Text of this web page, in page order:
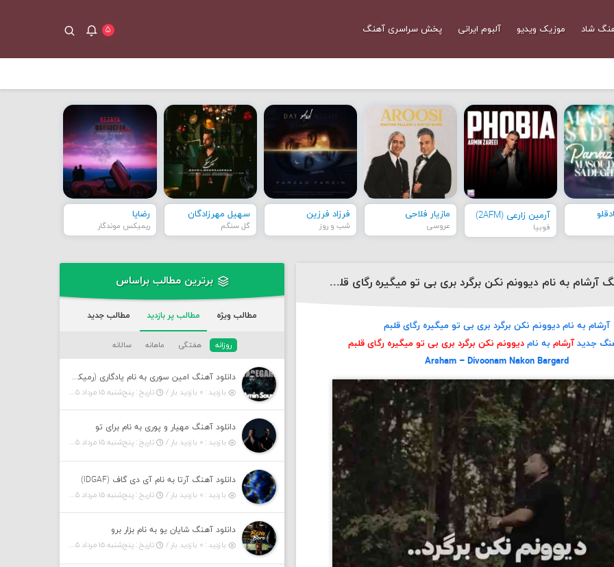
شاد موزیک ویدیو آلبوم ایرانی پخش سراسری آهنگ ۵
آرمین زارعی (2AFM)
فوبیا
مازیار فلاحی
عروسی
فرزاد فرزین
شب و روز
سهیل مهرزادگان
گل سنگم
رضایا
ریمیکس موندگار
دانلود آهنگ آرشام به نام دیوونم نکن برگرد بری بی تو میگیره رگای قلبم
آرشام به نام دیوونم نکن برگرد بری بی تو میگیره رگای قلبم
جدیدآرشام به نامدیوونم نکن برگرد بری بی تو میگیره رگای قلبم
Arsham – Divoonam Nakon Bargard
برترین مطالب براساس
مطالب ویژه مطالب پر بازدید مطالب جدید
روزانه هفتگی ماهانه سالانه
دانلود آهنگ امین سوری به نام یادگاری (رمیکس)
بازدید : ۰ بازدید بار /
تاریخ : پنج‌شنبه ۱۵ مرداد ۱۴۰۵
دانلود آهنگ مهیار و پوری به نام برای تو
بازدید : ۰ بازدید بار /
تاریخ : پنج‌شنبه ۱۵ مرداد ۱۴۰۵
دانلود آهنگ آرتا به نام آی دی گاف (IDGAF)
بازدید : ۰ بازدید بار /
تاریخ : پنج‌شنبه ۱۵ مرداد ۱۴۰۵
دانلود آهنگ شایان یو به نام بزار برو
بازدید : ۰ بازدید بار /
تاریخ : پنج‌شنبه ۱۵ مرداد ۱۴۰۵